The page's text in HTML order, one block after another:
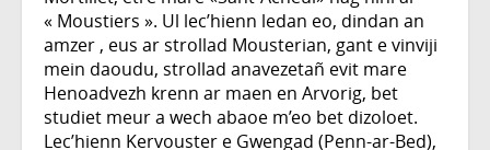
« Moustiers ». Ul lec’hienn ledan eo, dindan an
amzer , eus ar strollad Mousterian, gant e vinviji
mein daoudu, strollad anavezetañ evit mare
Henoadvezh krenn ar maen en Arvorig, bet
studiet meur a wech abaoe m’eo bet dizoloet.
Lec’hienn Kervouster e Gwengad (Penn-ar-Bed),